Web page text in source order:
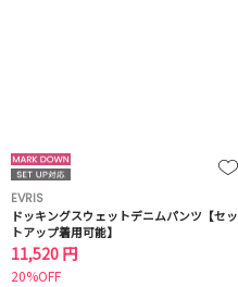
EVRIS
ドッキングスウェットデニムパンツ【セッ
トアップ着用可能】
11,520 円
20%OFF